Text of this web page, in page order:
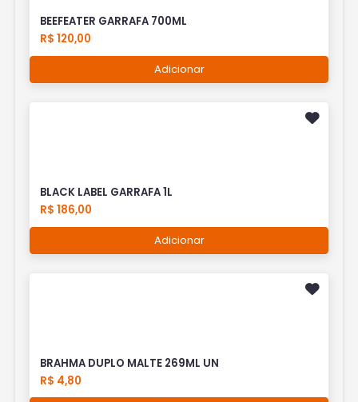
BEEFEATER GARRAFA 700ML
R$ 120,00
Adicionar
BLACK LABEL GARRAFA 1L
R$ 186,00
Adicionar
BRAHMA DUPLO MALTE 269ML UN
R$ 4,80